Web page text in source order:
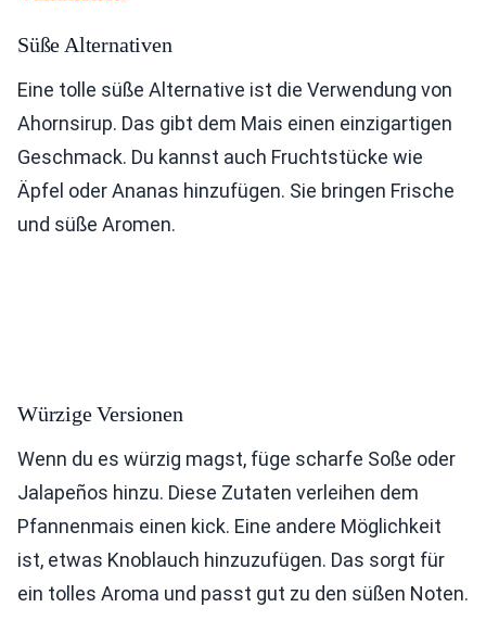
Süße Alternativen
Eine tolle süße Alternative ist die Verwendung von
Ahornsirup. Das gibt dem Mais einen einzigartigen
Geschmack. Du kannst auch Fruchtstücke wie
Äpfel oder Ananas hinzufügen. Sie bringen Frische
und süße Aromen.
Würzige Versionen
Wenn du es würzig magst, füge scharfe Soße oder
Jalapeños hinzu. Diese Zutaten verleihen dem
Pfannenmais einen kick. Eine andere Möglichkeit
ist, etwas Knoblauch hinzuzufügen. Das sorgt für
ein tolles Aroma und passt gut zu den süßen Noten.